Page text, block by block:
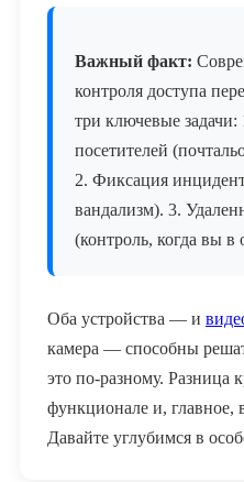
Важный факт:
контроля доступа
три ключевые
посетителей
2. Фиксация
вандализм). 3.
(контроль, когда вы в
Оба устройства — и
камера — способны
это по-разному. Разница
функционале и, главное,
Давайте углубимся в